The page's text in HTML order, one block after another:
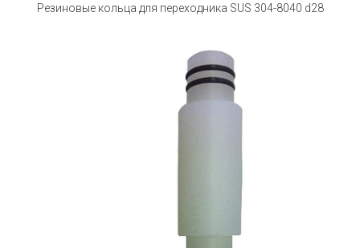
Резиновые кольца для переходника SUS 304-8040 d28